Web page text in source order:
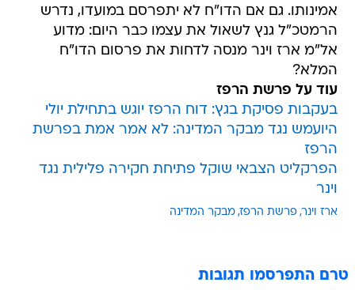
אמינותו. גם אם הדו"ח לא יתפרסם במועדו, נדרש
הרמטכ"ל גנץ לשאול את עצמו כבר היום: מדוע
אל"מ ארז וינר מנסה לדחות את פרסום הדו"ח
המלא?
עוד על פרשת הרפז
בעקבות פסיקת בגץ: דוח הרפז יוגש בתחילת יולי
היועמש נגד מבקר המדינה: לא אמר אמת בפרשת
הרפז
הפרקליט הצבאי שוקל פתיחת חקירה פלילית נגד
וינר
ארז וינר פרשת הרפז מבקר המדינה
טרם התפרסמו תגובות